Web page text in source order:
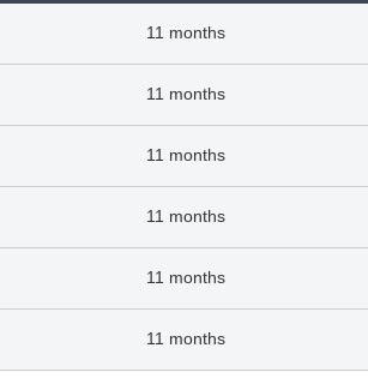
11 months
11 months
11 months
11 months
11 months
11 months